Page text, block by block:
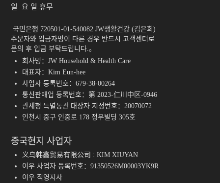
일 요 일 휴무
주문자와 입금자명이 다른 경우 반드시 고객센터로
문의 후 입금 부탁드립니다.。
회사명：JW Household & Health Care
대표자：Kim Eun-hee
사업자 등록번호：679-38-00264
통신판매업 등록번호：第 2023-仁川中区-0946
관세청 특별통관 대상자 지정번호：20070072
인천시 중구 인중로 178 정우빌딩 305호
중국현지 사업자
义乌韩鑫贸易有限公司 : KIM XIUYAN
이우 사업자 등록번호：91350526M00003YK9R
이우 직영지사